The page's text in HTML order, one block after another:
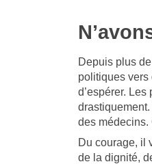
Depuis plus
politiques
d’espérer.
des médecins.
Du courage, il
de la dignité,